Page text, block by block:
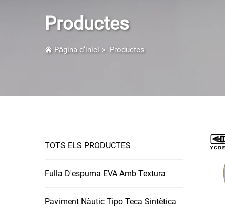
Productes
Pàgina d’inici > Productes
TOTS ELS PRODUCTES
Fulla D'espuma EVA Amb Textura
Paviment Nàutic Tipo Teca Sintètica